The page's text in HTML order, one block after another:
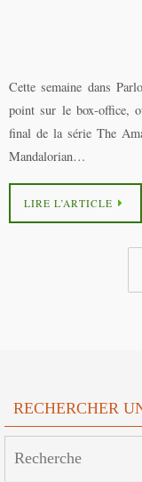
Cette semaine dans
point sur le box-office,
final de la série The
Mandalorian…
LIRE L’ARTICLE
RECHERCHER